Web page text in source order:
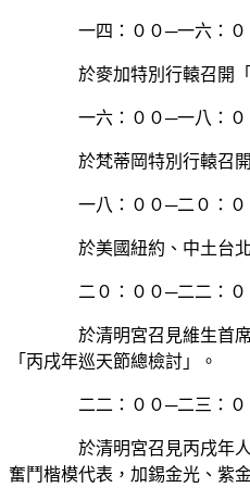
一四：００─一六：０
於麥加特別行轅召開「宗
一六：００─一八：０
於梵蒂岡特別行轅召開「
一八：００─二０：０
於美國紐約、中土台北召
二０：００─二二：０
於清明宮召見維生首席使
「丙戌年巡天節總檢討」。
二二：００─二三：０
於清明宮召見丙戌年人間
奮鬥楷模代表，加錫金光、紫